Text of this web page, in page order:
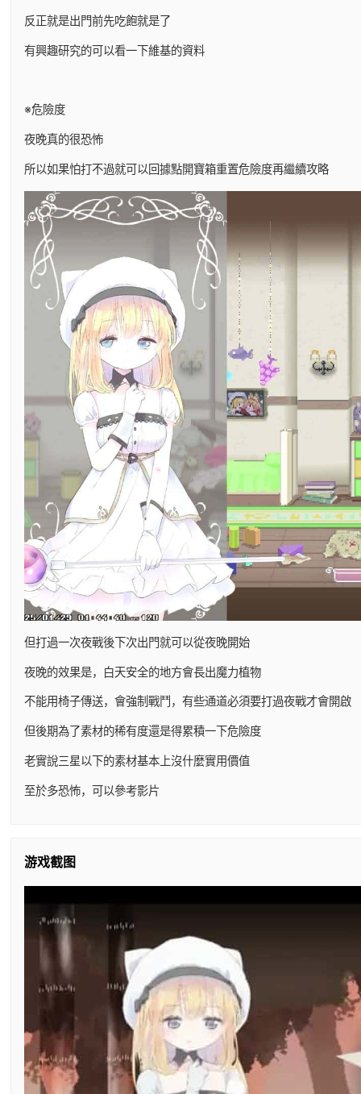
反正就是出門前先吃飽就是了
有興趣研究的可以看一下維基的資料
※危險度
夜晚真的很恐怖
所以如果怕打不過就可以回據點開寶箱重置危險度再繼續攻略
但打過一次夜戰後下次出門就可以從夜晚開始
夜晚的效果是，白天安全的地方會長出魔力植物
不能用椅子傳送，會強制戰鬥，有些通道必須要打過夜戰才會開啟
但後期為了素材的稀有度還是得累積一下危險度
老實說三星以下的素材基本上沒什麼實用價值
至於多恐怖，可以參考影片
游戏截图